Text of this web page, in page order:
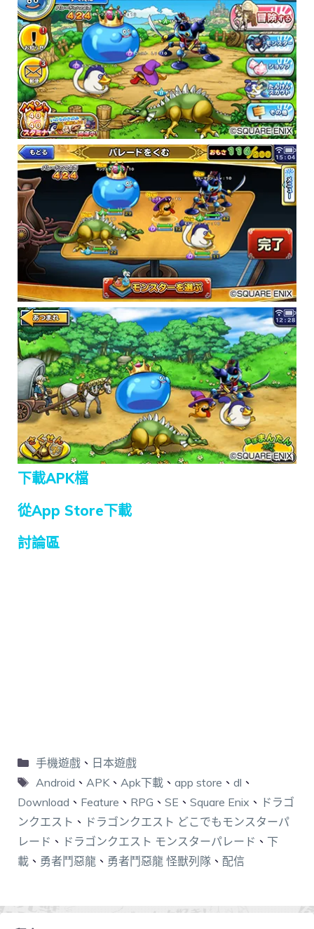
下載APK檔
從App Store下載
討論區
手機遊戲、 日本遊戲
Android 、 APK、 Apk下載、 app store 、 dl 、
Download 、 Feature 、 RPG 、 SE 、 Square Enix 、 ドラゴ
ンクエスト 、 ドラゴンクエスト どこでもモンスターパ
レード 、 ドラゴンクエスト モンスターパレード 、 下
載 、 勇者鬥惡龍 、 勇者鬥惡龍 怪獸列隊 、 配信